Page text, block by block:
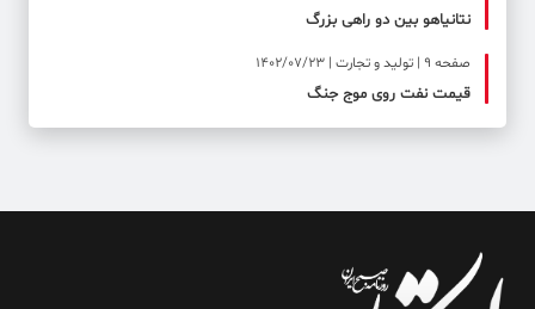
نتانیاهو بین دو راهی بزرگ
صفحه ۹ | تولید و تجارت | 1402/07/23
قیمت نفت روی موج جنگ